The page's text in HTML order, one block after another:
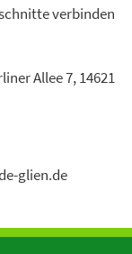
verbinden
Allee 7, 14621
glien.de